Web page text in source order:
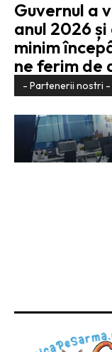
Guvernul a
anul 2026
minim
ne ferim de
- Partenerii nostri -